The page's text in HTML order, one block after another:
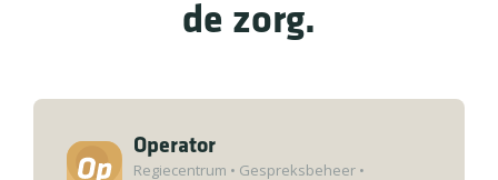
de zorg.
Operator
Regiecentrum • Gespreksbeheer •